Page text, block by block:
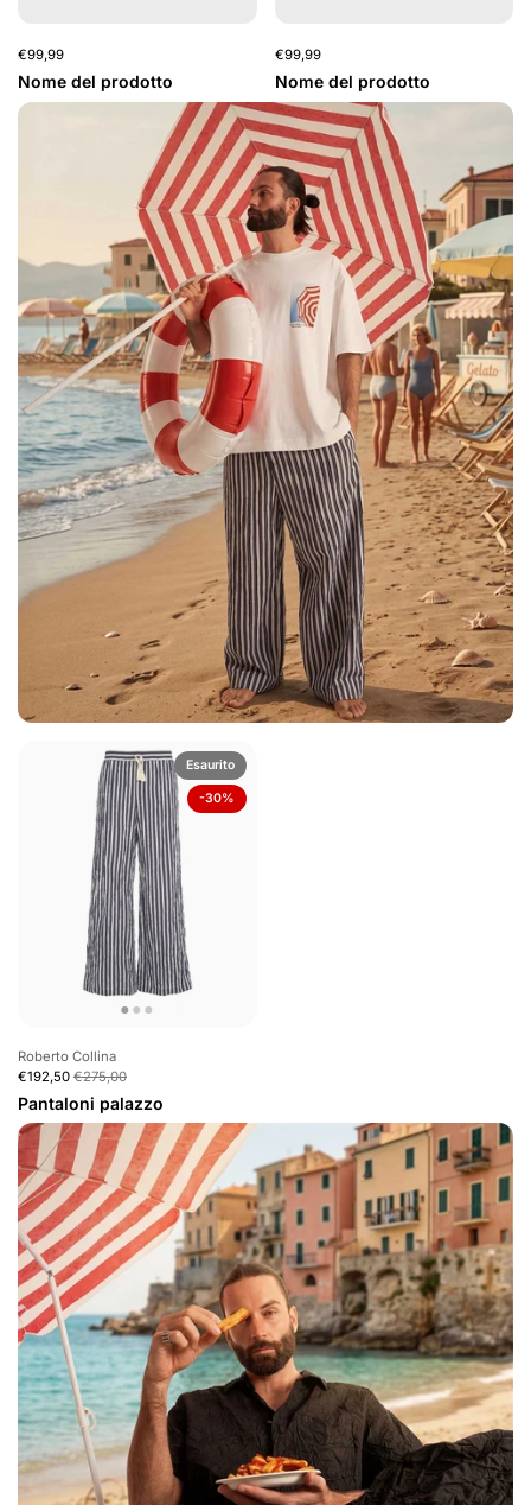
€99,99
Nome del prodotto
€99,99
Nome del prodotto
Roberto Collina
€192,50 €275,00
Pantaloni palazzo
Esaurito
-30%